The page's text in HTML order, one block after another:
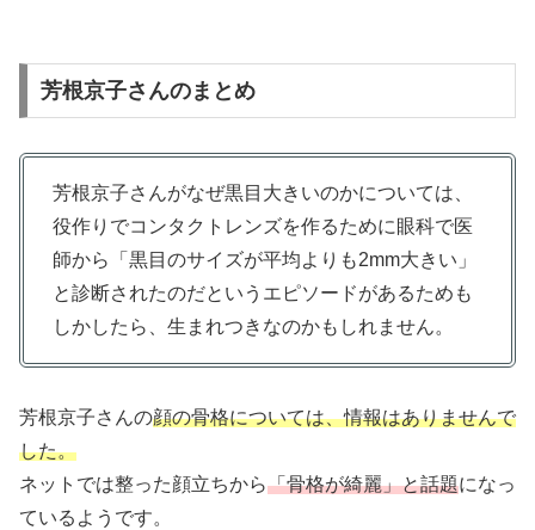
芳根京子さんのまとめ
芳根京子さんがなぜ黒目大きいのかについては、
役作りでコンタクトレンズを作るために眼科で医
師から「黒目のサイズが平均よりも2mm大きい」
と診断されたのだというエピソードがあるためも
しかしたら、生まれつきなのかもしれません。
芳根京子さんの顔の骨格については、情報はありませんで
した。
ネットでは整った顔立ちから「骨格が綺麗」と話題になっ
ているようです。